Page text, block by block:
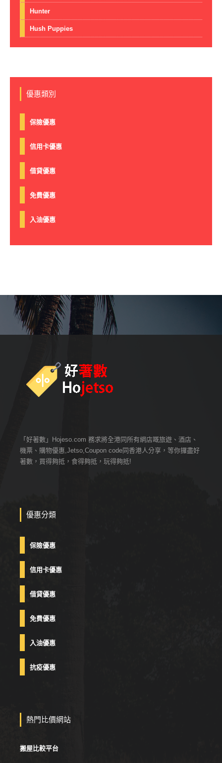
Hunter
Hush Puppies
優惠類別
保險優惠
信用卡優惠
借貸優惠
免費優惠
入油優惠
「好著數」Hojeso.com 務求將全港同所有網店嘅旅遊、酒店、
機票、購物優惠,Jetso,Coupon code同香港人分享，等你攞盡好
著數，買得夠抵，食得夠抵，玩得夠抵!
優惠分類
保險優惠
信用卡優惠
借貸優惠
免費優惠
入油優惠
抗疫優惠
熱門比價網站
搬屋比較平台